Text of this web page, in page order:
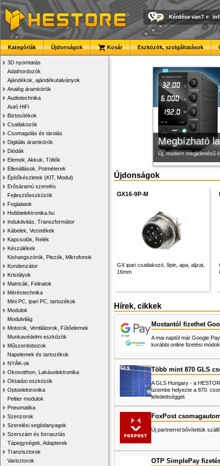
Kérdése van? »
Kategóriák Újdonságok Kosár Eszközök, szolgáltatások
3D nyomtatás
Adathordozók
Ajándékok, ajándékutalványok
Analóg áramkörök
Audiotechnika
Autó HiFi
Biztosítékok
Csatlakozók
Csomagolás és tárolás
Digitális áramkörök
Diódák
Elemek, Akkuk, Töltők
Ellenállások, Potméterek
Építőkészletek (KIT, Modul)
Erősáramú szerelés
Fejlesztőeszközök
Foglalatok
Hobbielektronika.hu
Induktivitás, Transzformátor
Kábelek, Vezetékek
Kapcsolók, Relék
Készülékek
Kishangszórók, Piezók, Mikrofonok
Kondenzátor
Kristályok
Matricák, Feliratok
Méréstechnika
Mini PC, ipari PC, tartozékok
Modulok
Modulvilág
Motorok, Ventilátorok, Fűtőelemek
Munkavédelmi eszközök
Műszerdobozok
Napelemek és tartozékok
NYÁK-ok
Okosotthon, Lakáselektronika
Oktatási eszközök
Optoelektronika
Peltier modulok
Pneumatika
Szenzorok
Szerelési segédanyagok
Szerszám és forrasztás
Tápegységek, Adapterek
Tranzisztorok
Varisztorok
Megbízható
Új, modern megjelenésű
Modulvilág
Új PLA
3D nyomtató
Újdonságok
GX16-9P-M
GX ipari csatlakozó, 9pin, apa, aljzat,
16mm
Hírek, cikkek
Mostantól fizethet
A mai naptól már Google
korábbi online fizetési
Több mint 870 GLS
A GLS Hungary - a
üzembe helyezte a 870.
lefedettséggel.
FoxPost
Új partnerrel bővítettük
OTP SimplePay